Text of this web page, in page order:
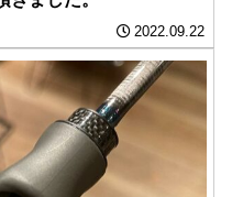
2022.09.22